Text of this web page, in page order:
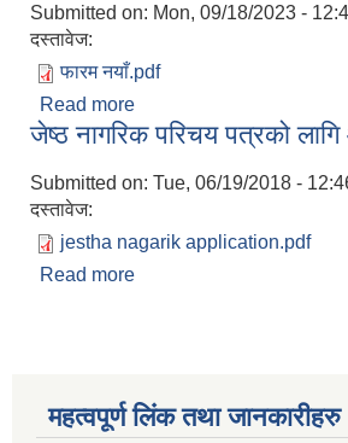
Submitted on: Mon, 09/18/2023 -
दस्तावेज:
फारम नयाँ.pdf
Read more
जेष्ठ नागरिक परिचय पत्रको
Submitted on: Tue, 06/19/2018 -
दस्तावेज:
jestha nagarik application.pdf
Read more
महत्वपूर्ण लिंक तथा जानकारीहरु